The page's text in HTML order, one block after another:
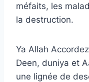
méfaits, les
la destruction.
Ya Allah
Deen, duniya et
une lignée de